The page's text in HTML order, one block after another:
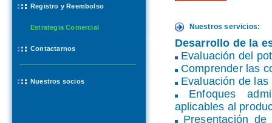
Registro y Reembolso
Estrategia Comercial
Contactarnos
Nuestros socios
Nuestros servicios:
Desarrollo de la
Evaluación del
Comprender las
Evaluación de las
Enfoques
aplicables al
Presentación de